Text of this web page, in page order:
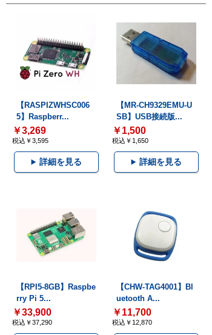
【RASPIZWHSC006
5】Raspberr...
￥3,269
税込￥3,595
詳細を見る
【MR-CH9329EMU-U
SB】USB接続版...
￥1,500
税込￥1,650
詳細を見る
【RPI5-8GB】Raspbe
rry Pi 5...
￥33,900
税込￥37,290
【CHW-TAG4001】Bl
uetooth A...
￥11,700
税込￥12,870